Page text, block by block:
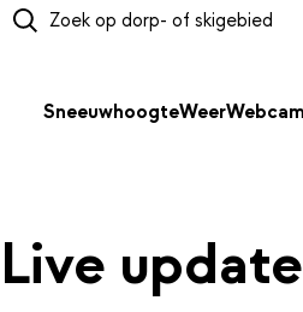
SneeuwhoogteWeerWebcam
Live